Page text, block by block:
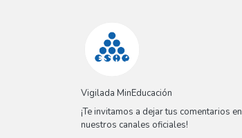
Vigilada MinEducación
¡Te invitamos a dejar tus comentarios en
nuestros canales oficiales!